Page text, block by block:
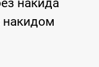
накида
накидом